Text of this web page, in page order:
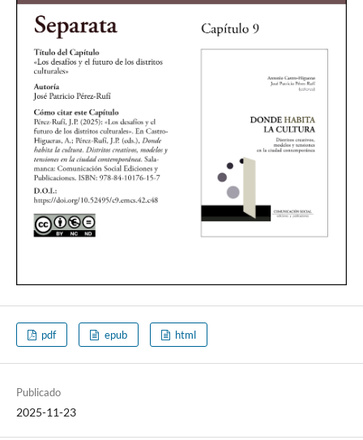
pdf epub html
Publicado
2025-11-23